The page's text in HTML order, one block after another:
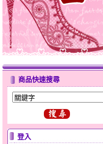
商品快速搜尋
登入